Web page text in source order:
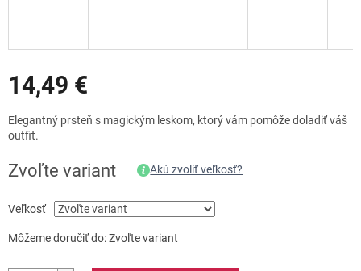
14,49 €
cena:
Elegantný prsteň s magickým leskom, ktorý vám pomôže doladiť váš
outfit.
Zvoľte variant Akú zvoliť veľkosť?
Veľkosť
Môžeme doručiť do:Zvoľte variant